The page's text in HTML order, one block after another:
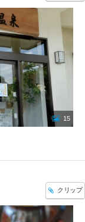
15
クリップ